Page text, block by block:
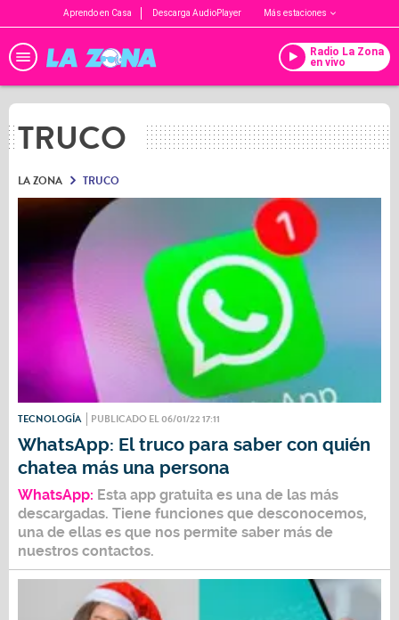
Aprendo en Casa Descarga AudioPlayer Más estaciones
Radio La Zona
en vivo
TRUCO
LA ZONA TRUCO
TECNOLOGÍA PUBLICADO EL 06/01/22 17:11
WhatsApp: El truco para saber con quién
chatea más una persona
WhatsApp: Esta app gratuita es una de las más
descargadas. Tiene funciones que desconocemos,
una de ellas es que nos permite saber más de
nuestros contactos.